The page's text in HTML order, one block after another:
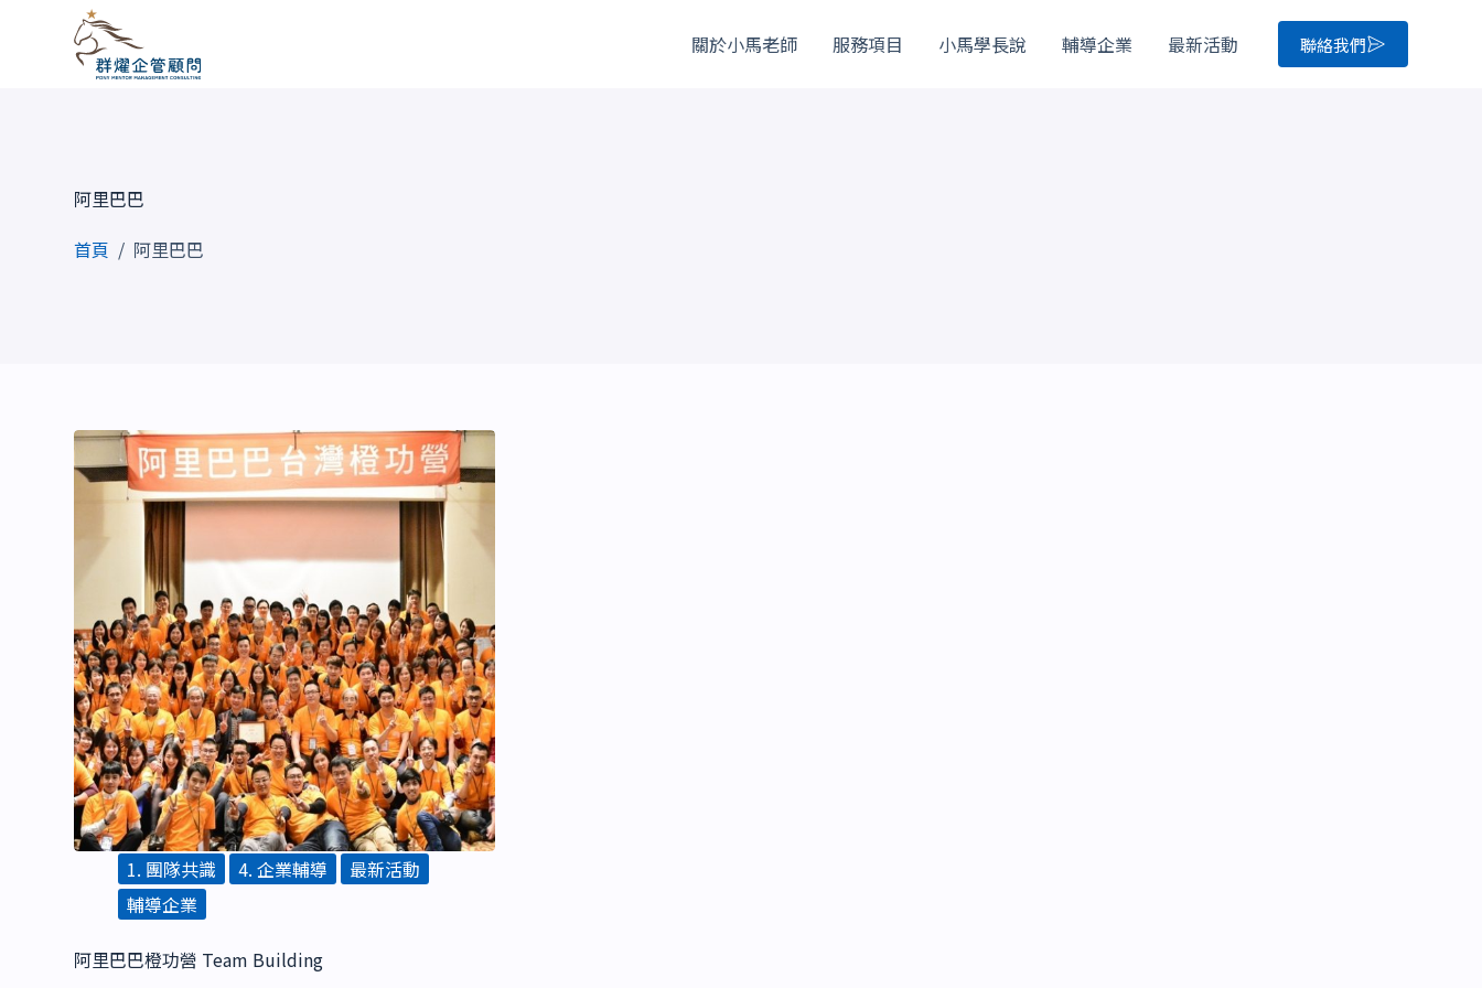
關於小馬老師 服務項目 小馬學長說 輔導企業 最新活動 聯絡我們
阿里巴巴
首頁 / 阿里巴巴
1. 團隊共識 4. 企業輔導
最新活動
輔導企業
阿里巴巴橙功營 Team Building